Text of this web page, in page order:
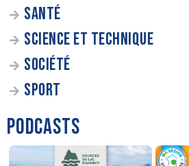
SANTÉ
SCIENCE ET TECHNIQUE
SOCIÉTÉ
SPORT
PODCASTS